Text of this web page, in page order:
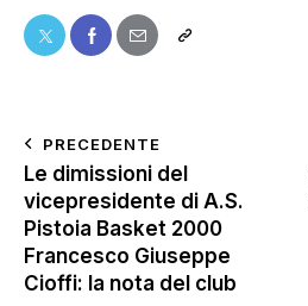
PRECEDENTE
Le dimissioni del
vicepresidente di A.S.
Pistoia Basket 2000
Francesco Giuseppe
Cioffi: la nota del club